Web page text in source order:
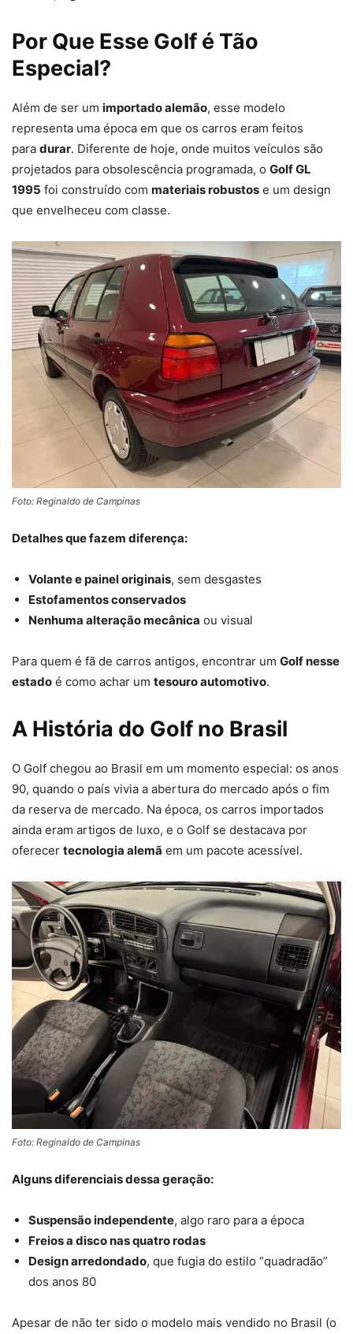
Por Que Esse Golf é Tão
Especial?
Além de ser um importado alemão, esse modelo
representa uma época em que os carros eram feitos
para durar. Diferente de hoje, onde muitos veículos são
projetados para obsolescência programada, o Golf GL
1995 foi construído com materiais robustos e um design
que envelheceu com classe.
Foto: Reginaldo de Campinas
Detalhes que fazem diferença:
Volante e painel originais, sem desgastes
Estofamentos conservados
Nenhuma alteração mecânica ou visual
Para quem é fã de carros antigos, encontrar um Golf nesse
estado é como achar um tesouro automotivo.
A História do Golf no Brasil
O Golf chegou ao Brasil em um momento especial: os anos
90, quando o país vivia a abertura do mercado após o fim
da reserva de mercado. Na época, os carros importados
ainda eram artigos de luxo, e o Golf se destacava por
oferecer tecnologia alemã em um pacote acessível.
Foto: Reginaldo de Campinas
Alguns diferenciais dessa geração:
Suspensão independente, algo raro para a época
Freios a disco nas quatro rodas
Design arredondado, que fugia do estilo “quadradão”
dos anos 80
Apesar de não ter sido o modelo mais vendido no Brasil (o